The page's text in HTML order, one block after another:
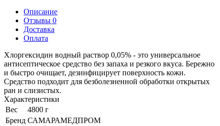
Описание
Отзывы 0
Доставка
Оплата
Хлоргексидин водный раствор 0,05% - это универсальное
антисептическое средство без запаха и резкого вкуса. Бережно
и быстро очищает, дезинфицирует поверхность кожи.
Средство подходит для безболезненной обработки открытых
ран и слизистых.
Характеристики
Вес
4800 г
Бренд САМАРАМЕДПРОМ